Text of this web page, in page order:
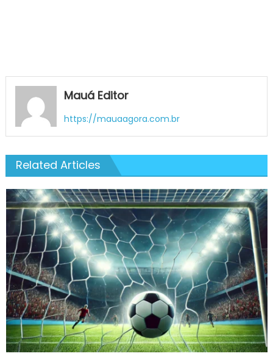
Mauá Editor
https://mauaagora.com.br
Related Articles